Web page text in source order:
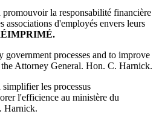
la responsabilité financière
associations d'employés envers leurs
processes and to improve
Attorney General. Hon. C. Harnick.
les processus
l'efficience au ministère du
Harnick.